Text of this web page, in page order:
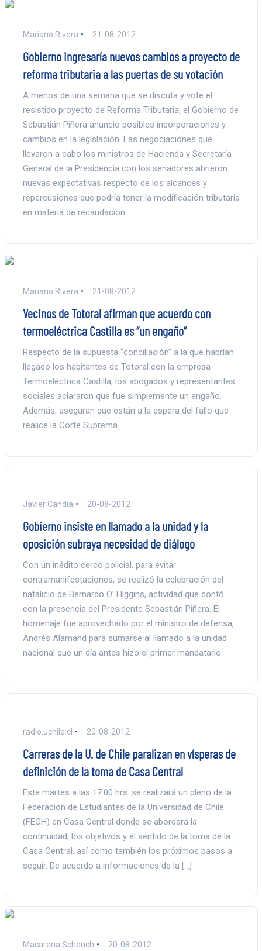
Mariano Rivera 21-08-2012
Gobierno ingresaría nuevos cambios a proyecto de
reforma tributaria a las puertas de su votación
A menos de una semana que se discuta y vote el
resistido proyecto de Reforma Tributaria, el Gobierno de
Sebastián Piñera anunció posibles incorporaciones y
cambios en la legislación. Las negociaciones que
llevaron a cabo los ministros de Hacienda y Secretaría
General de la Presidencia con los senadores abrieron
nuevas expectativas respecto de los alcances y
repercusiones que podría tener la modificación tributaria
en materia de recaudación.
Mariano Rivera 21-08-2012
Vecinos de Totoral afirman que acuerdo con
termoeléctrica Castilla es “un engaño”
Respecto de la supuesta “conciliación” a la que habrían
llegado los habitantes de Totoral con la empresa
Termoeléctrica Castilla, los abogados y representantes
sociales aclararon que fue simplemente un engaño.
Además, aseguran que están a la espera del fallo que
realice la Corte Suprema.
Javier Candia 20-08-2012
Gobierno insiste en llamado a la unidad y la
oposición subraya necesidad de diálogo
Con un inédito cerco policial, para evitar
contramanifestaciones, se realizó la celebración del
natalicio de Bernardo O’ Higgins, actividad que contó
con la presencia del Presidente Sebastián Piñera. El
homenaje fue aprovechado por el ministro de defensa,
Andrés Alamand para sumarse al llamado a la unidad
nacional que un día antes hizo el primer mandatario.
radio.uchile.cl 20-08-2012
Carreras de la U. de Chile paralizan en vísperas de
definición de la toma de Casa Central
Este martes a las 17:00 hrs. se realizará un pleno de la
Federación de Estudiantes de la Universidad de Chile
(FECH) en Casa Central donde se abordará la
continuidad, los objetivos y el sentido de la toma de la
Casa Central, así como también los próximos pasos a
seguir. De acuerdo a informaciones de la […]
Macarena Scheuch 20-08-2012